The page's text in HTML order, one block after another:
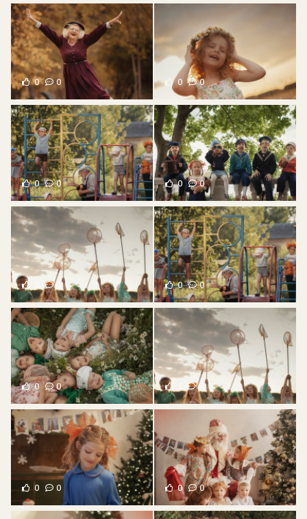
0 0 0 0
0 0 0 0
0 0 0
0 0 0
0 0 0 0